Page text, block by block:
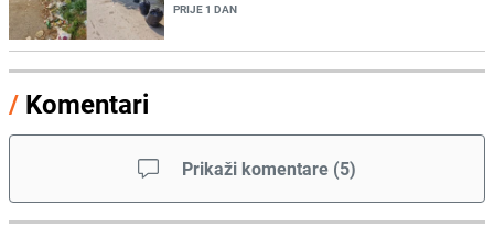
PRIJE 1 DAN
/ Komentari
Prikaži komentare (5)